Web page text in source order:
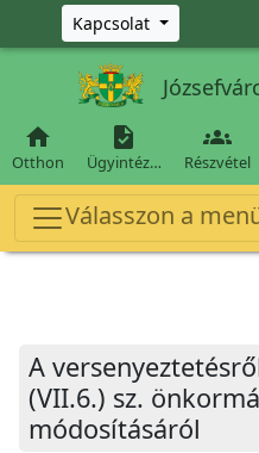
Ugrás a fő tartalomra
Kapcsolat

Otthon

Ügyintéz…

Részvétel
Válasszon a
A
(VII.6.) sz.
módosításáról